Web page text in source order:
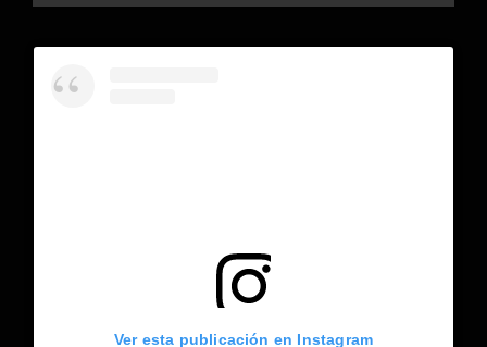
Ver esta publicación en Instagram